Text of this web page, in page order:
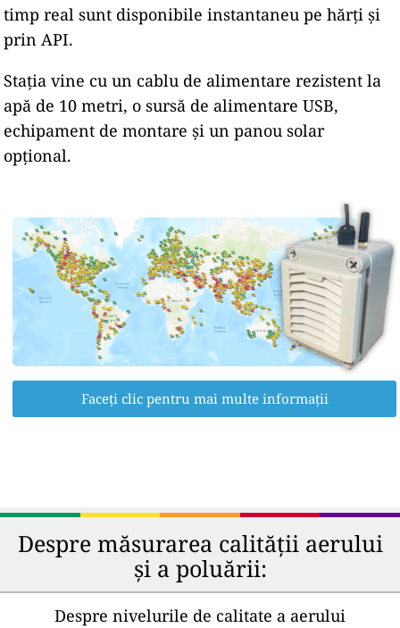
timp real sunt disponibile instantaneu pe hărți și
prin API.
Stația vine cu un cablu de alimentare rezistent la
apă de 10 metri, o sursă de alimentare USB,
echipament de montare și un panou solar
opțional.
Faceți clic pentru mai multe informații
Despre măsurarea calității aerului
și a poluării:
Despre nivelurile de calitate a aerului